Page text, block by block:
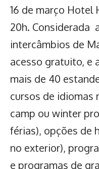
16 de março Hotel
20h. Considerada
intercâmbios de
acesso gratuito, e
mais de 40
cursos de idiomas
camp ou winter
férias), opções de
no exterior),
e programas de